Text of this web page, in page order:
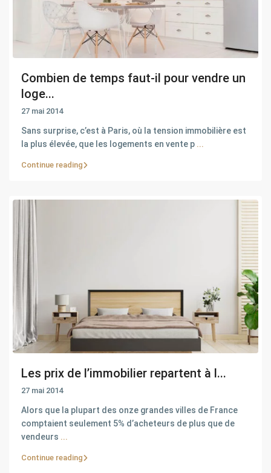
Combien de temps faut-il pour vendre un
loge...
27 mai 2014
Sans surprise, c’est à Paris, où la tension immobilière est
la plus élevée, que les logements en vente p ...
Continue reading
Les prix de l’immobilier repartent à l...
27 mai 2014
Alors que la plupart des onze grandes villes de France
comptaient seulement 5% d’acheteurs de plus que de
vendeurs ...
Continue reading